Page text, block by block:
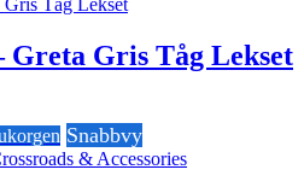
Greta Gris Tåg Lekset
Snabbvy